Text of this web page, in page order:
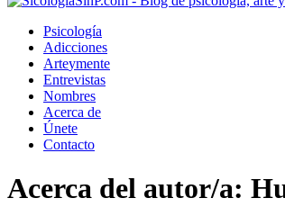
Psicología
Adicciones
Arteymente
Entrevistas
Nombres
Acerca de
Únete
Contacto
Acerca del autor/a: